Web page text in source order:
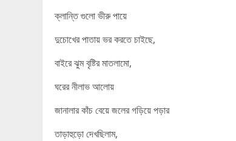
ক্লান্তি গুলো ভীরু পায়ে
দুচোখের পাতায় ভর করতে চাইছে,
বাইরে ঝুম বৃষ্টির মাতলামো,
ঘরের নীলাভ আলোয়
জানালার কাঁচ বেয়ে জলের গড়িয়ে পড়ার
তাড়াহুড়ো দেখছিলাম,